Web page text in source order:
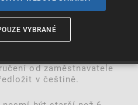
2026
od zaměstnavatele
v češtině.
VYBRANÉ